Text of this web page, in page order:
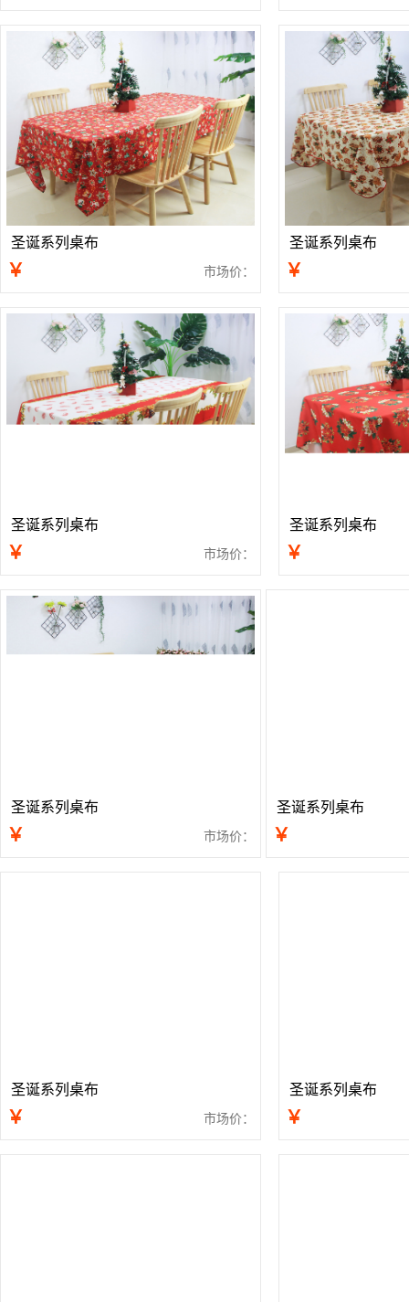
圣诞系列桌布
￥ 市场价：
圣诞系列桌布
￥
圣诞系列桌布
￥ 市场价：
圣诞系列桌布
￥
圣诞系列桌布
￥ 市场价：
圣诞系列桌布
￥
圣诞系列桌布
￥ 市场价：
圣诞系列桌布
￥